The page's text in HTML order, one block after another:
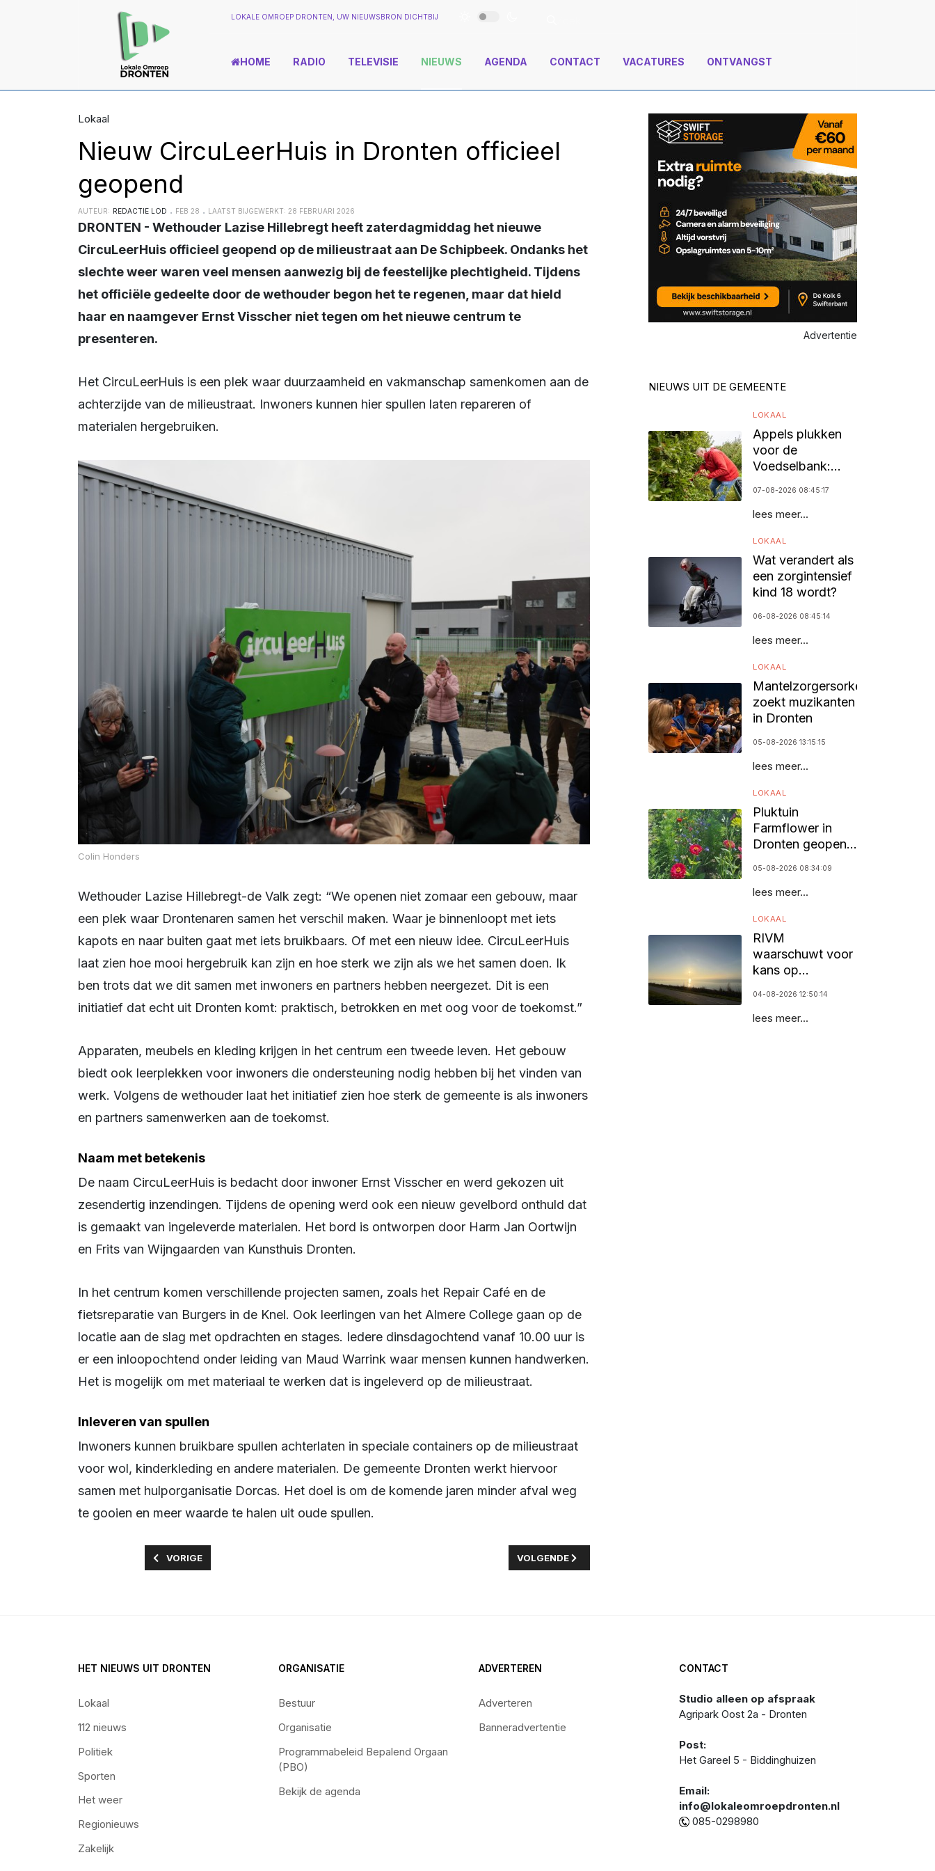
LOKALE OMROEP DRONTEN, UW NIEUWSBRON DICHTBIJ
HOME RADIO TELEVISIE NIEUWS AGENDA CONTACT VACATURES ONTVANGST
Lokaal
Nieuw CircuLeerHuis in Dronten officieel
geopend
AUTEUR: REDACTIE LOD FEB 28 LAATST BIJGEWERKT: 28 FEBRUARI 2026
DRONTEN - Wethouder Lazise Hillebregt heeft zaterdagmiddag het nieuwe
CircuLeerHuis officieel geopend op de milieustraat aan De Schipbeek. Ondanks het
slechte weer waren veel mensen aanwezig bij de feestelijke plechtigheid. Tijdens
het officiële gedeelte door de wethouder begon het te regenen, maar dat hield
haar en naamgever Ernst Visscher niet tegen om het nieuwe centrum te
presenteren.
Het CircuLeerHuis is een plek waar duurzaamheid en vakmanschap samenkomen aan de
achterzijde van de milieustraat. Inwoners kunnen hier spullen laten repareren of
materialen hergebruiken.
Colin Honders
Wethouder Lazise Hillebregt-de Valk zegt: “We openen niet zomaar een gebouw, maar
een plek waar Drontenaren samen het verschil maken. Waar je binnenloopt met iets
kapots en naar buiten gaat met iets bruikbaars. Of met een nieuw idee. CircuLeerHuis
laat zien hoe mooi hergebruik kan zijn en hoe sterk we zijn als we het samen doen. Ik
ben trots dat we dit samen met inwoners en partners hebben neergezet. Dit is een
initiatief dat echt uit Dronten komt: praktisch, betrokken en met oog voor de toekomst.”
Apparaten, meubels en kleding krijgen in het centrum een tweede leven. Het gebouw
biedt ook leerplekken voor inwoners die ondersteuning nodig hebben bij het vinden van
werk. Volgens de wethouder laat het initiatief zien hoe sterk de gemeente is als inwoners
en partners samenwerken aan de toekomst.
Naam met betekenis
De naam CircuLeerHuis is bedacht door inwoner Ernst Visscher en werd gekozen uit
zesendertig inzendingen. Tijdens de opening werd ook een nieuw gevelbord onthuld dat
is gemaakt van ingeleverde materialen. Het bord is ontworpen door Harm Jan Oortwijn
en Frits van Wijngaarden van Kunsthuis Dronten.
In het centrum komen verschillende projecten samen, zoals het Repair Café en de
fietsreparatie van Burgers in de Knel. Ook leerlingen van het Almere College gaan op de
locatie aan de slag met opdrachten en stages. Iedere dinsdagochtend vanaf 10.00 uur is
er een inloopochtend onder leiding van Maud Warrink waar mensen kunnen handwerken.
Het is mogelijk om met materiaal te werken dat is ingeleverd op de milieustraat.
Inleveren van spullen
Inwoners kunnen bruikbare spullen achterlaten in speciale containers op de milieustraat
voor wol, kinderkleding en andere materialen. De gemeente Dronten werkt hiervoor
samen met hulporganisatie Dorcas. Het doel is om de komende jaren minder afval weg
te gooien en meer waarde te halen uit oude spullen.
VORIG ARTIKEL: BIJZONDERE VERHUIZING VAN HOORNAARNEST OP LANDGOED ROGGEBOTSTAETE
VORIGE VOLGENDE ARTIKEL: HET CULTURELE DNA VAN DRONTEN: DE SCHOKBETONSCHUREN
VOLGENDE
Advertentie
NIEUWS UIT DE GEMEENTE
LOKAAL
Appels plukken
voor de
Voedselbank:
07-08-2026 08:45:17
lees meer...
LOKAAL
Wat verandert als
een zorgintensief
kind 18 wordt?
06-08-2026 08:45:14
lees meer...
LOKAAL
Mantelzorgersorkest
zoekt muzikanten
in Dronten
05-08-2026 13:15:15
lees meer...
LOKAAL
Pluktuin
Farmflower in
Dronten geopend
05-08-2026 08:34:09
lees meer...
LOKAAL
RIVM
waarschuwt voor
kans op
04-08-2026 12:50:14
lees meer...
HET NIEUWS UIT DRONTEN
Lokaal
112 nieuws
Politiek
Sporten
Het weer
Regionieuws
Zakelijk
ORGANISATIE
Bestuur
Organisatie
Programmabeleid Bepalend Orgaan
(PBO)
Bekijk de agenda
ADVERTEREN
Adverteren
Banneradvertentie
CONTACT
Studio alleen op afspraak
Agripark Oost 2a - Dronten
Post:
Het Gareel 5 - Biddinghuizen
Email:
info@lokaleomroepdronten.nl
085-0298980